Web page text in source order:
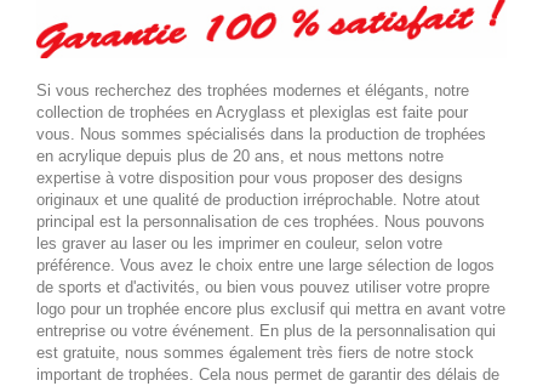
Si vous recherchez des trophées modernes et élégants, notre
collection de trophées en Acryglass et plexiglas est faite pour
vous. Nous sommes spécialisés dans la production de trophées
en acrylique depuis plus de 20 ans, et nous mettons notre
expertise à votre disposition pour vous proposer des designs
originaux et une qualité de production irréprochable. Notre atout
principal est la personnalisation de ces trophées. Nous pouvons
les graver au laser ou les imprimer en couleur, selon votre
préférence. Vous avez le choix entre une large sélection de logos
de sports et d'activités, ou bien vous pouvez utiliser votre propre
logo pour un trophée encore plus exclusif qui mettra en avant votre
entreprise ou votre événement. En plus de la personnalisation qui
est gratuite, nous sommes également très fiers de notre stock
important de trophées. Cela nous permet de garantir des délais de